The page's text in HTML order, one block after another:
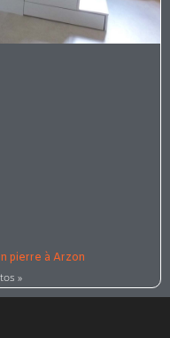
pierre à Arzon
»